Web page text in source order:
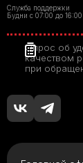
Служба поддержки
Будни с 07:00 до
Опрос об
качеством
при